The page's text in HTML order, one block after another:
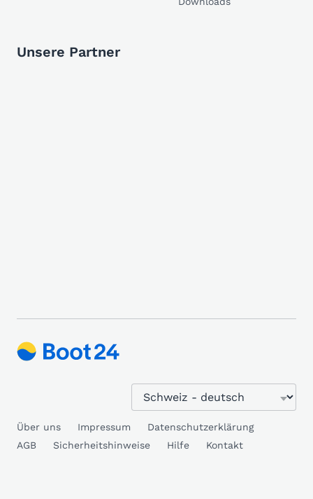
Unsere Partner
Über uns Impressum
Datenschutzerklärung
AGB
Sicherheitshinweise Hilfe Kontakt